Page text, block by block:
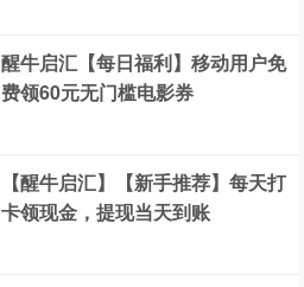
醒牛启汇【每日福利】移动用户免
费领60元无门槛电影券
【醒牛启汇】【新手推荐】每天打
卡领现金，提现当天到账